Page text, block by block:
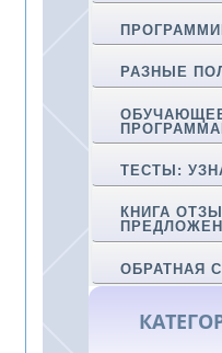
РАЗНЫЕ
ТЕСТЫ:
КНИГА
ОБРАТНАЯ